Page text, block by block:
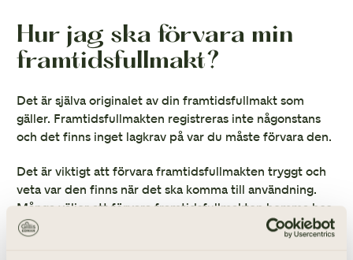
Hur jag ska förvara min
framtidsfullmakt?
Det är själva originalet av din framtidsfullmakt som
gäller. Framtidsfullmakten registreras inte någonstans
och det finns inget lagkrav på var du måste förvara den.
Det är viktigt att förvara framtidsfullmakten tryggt och
veta var den finns när det ska komma till användning.
Många väljer att förvara framtidsfullmakten hemma hos
sig själv, exempelvis i ett säkerhetsskåp eller i en pärm
med viktiga handlingar. Tänk på att tala om för den som